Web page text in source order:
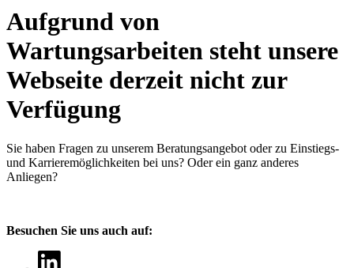
Aufgrund von
Wartungsarbeiten steht unsere
Webseite derzeit nicht zur
Verfügung
Sie haben Fragen zu unserem Beratungsangebot oder zu Einstiegs-
und Karrieremöglichkeiten bei uns? Oder ein ganz anderes
Anliegen?
Besuchen Sie uns auch auf: